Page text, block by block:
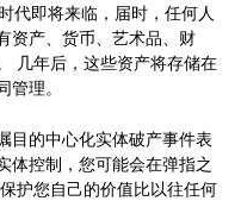
代即将来临，届时，任何人
资产、货币、艺术品、财
几年后，这些资产将存储在
理。
目的中心化实体破产事件表
体控制，您可能会在弹指之
护您自己的价值比以往任何